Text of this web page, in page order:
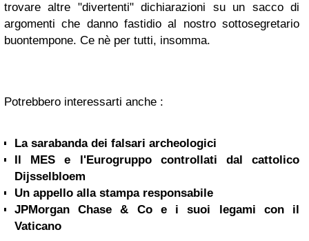
trovare altre "divertenti" dichiarazioni su un sacco di
argomenti che danno fastidio al nostro sottosegretario
buontempone. Ce nè per tutti, insomma.
Potrebbero interessarti anche :
La sarabanda dei falsari archeologici
Il MES e l'Eurogruppo controllati dal cattolico
Dijsselbloem
Un appello alla stampa responsabile
JPMorgan Chase & Co e i suoi legami con il
Vaticano